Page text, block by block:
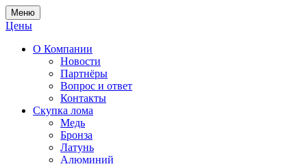
Меню
Цены
О Компании
Новости
Партнёры
Вопрос и ответ
Контакты
Скупка лома
Медь
Бронза
Латунь
Алюминий